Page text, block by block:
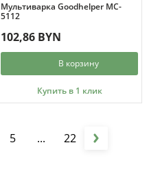
Мультиварка Goodhelper MC-
5112
102,86 BYN
В корзину
Купить в 1 клик
5 ... 22